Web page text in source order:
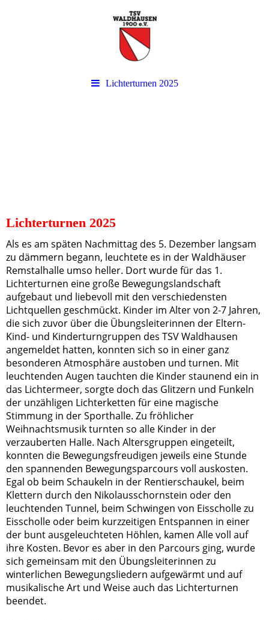
Lichterturnen 2025
Lichterturnen 2025
Als es am späten Nachmittag des 5. Dezember langsam
zu dämmern begann, leuchtete es in der Waldhäuser
Remstalhalle umso heller. Dort wurde für das 1.
Lichterturnen eine große Bewegungslandschaft
aufgebaut und liebevoll mit den verschiedensten
Lichtquellen geschmückt. Kinder im Alter von 2-7 Jahren,
die sich zuvor über die Übungsleiterinnen der Eltern-
Kind- und Kinderturngruppen des TSV Waldhausen
angemeldet hatten, konnten sich so in einer ganz
besonderen Atmosphäre austoben und turnen. Mit
leuchtenden Augen tauchten die Kinder staunend ein in
das Lichtermeer, sorgte doch das Glitzern und Funkeln
der unzähligen Lichterketten für eine magische
Stimmung in der Sporthalle. Zu fröhlicher
Weihnachtsmusik turnten so alle Kinder in der
verzauberten Halle. Nach Altersgruppen eingeteilt,
konnten die Bewegungsfreudigen jeweils eine Stunde
den spannenden Bewegungsparcours voll auskosten.
Egal ob beim Schaukeln in der Rentierschaukel, beim
Klettern durch den Nikolausschornstein oder den
leuchtenden Tunnel, beim Schwingen von Eisscholle zu
Eisscholle oder beim kurzzeitigen Entspannen in einer
der bunt ausgeleuchteten Höhlen, kamen Alle voll auf
ihre Kosten. Bevor es aber in den Parcours ging, wurde
sich gemeinsam mit den Übungsleiterinnen zu
winterlichen Bewegungsliedern aufgewärmt und auf
musikalische Art und Weise auch das Lichterturnen
beendet.